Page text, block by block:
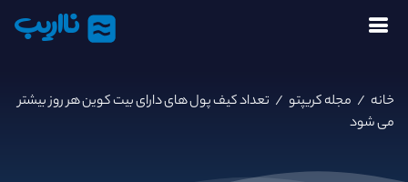
نااریب
خانه / مجله کریپتو / تعداد کیف‌ پول‌ های دارای بیت کوین هر روز بیشتر
می شود